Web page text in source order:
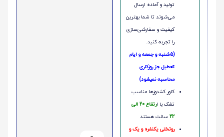
تولید و آماده ارسال
می‌شوند تا شما بهترین
کیفیت و سفارشی‌سازی
را تجربه کنید.
(5شنبه و جمعه و ایام
تعطیل جز روزکاری
محاسبه نمیشود)
کاور کشدوزها مناسب
تشک با ا
رتفاع 20 الی
22 سانت هستند
روتختی یکنفره و یک و